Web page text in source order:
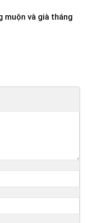
muộn và già tháng